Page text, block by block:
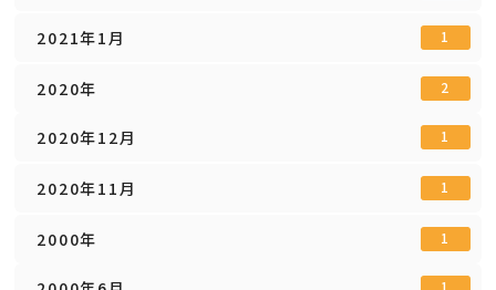
2021年1月 1
2020年 2
2020年12月 1
2020年11月 1
2000年 1